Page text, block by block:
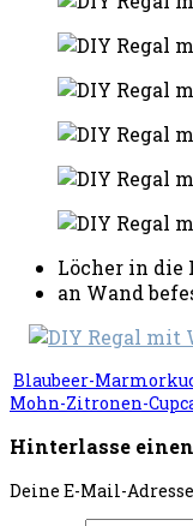
Löcher in die
an Wand
Blaubeer-
Mohn-Zitronen-
Hinterlasse
Deine E-Mail-